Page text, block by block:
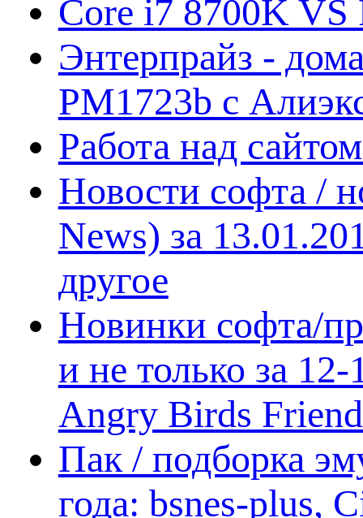
Core i7 8700K VS
Энтерпрайз -
PM1723b с
Работа над
Новости софта /
News) за
другое
Новинки софта/
и не только за
Angry Birds
Пак / подборка
года: bsnes-plus,